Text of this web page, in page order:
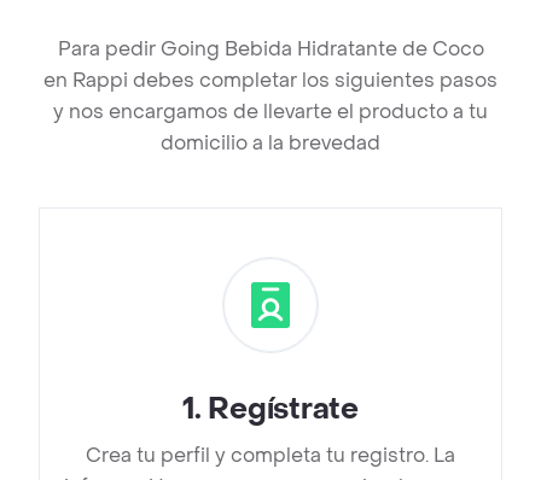
Para pedir Going Bebida Hidratante de Coco
en Rappi debes completar los siguientes pasos
y nos encargamos de llevarte el producto a tu
domicilio a la brevedad
1. Regístrate
Crea tu perfil y completa tu registro. La